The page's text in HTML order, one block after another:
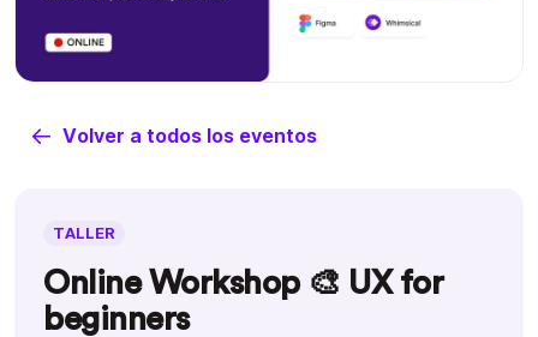
Volver a todos los eventos
TALLER
Online Workshop 🎨 UX for
beginners